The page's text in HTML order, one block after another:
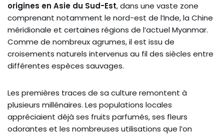
origines en Asie du Sud-Est, dans une vaste zone
comprenant notamment le nord-est de l’Inde, la Chine
méridionale et certaines régions de l’actuel Myanmar.
Comme de nombreux agrumes, il est issu de
croisements naturels intervenus au fil des siècles entre
différentes espèces sauvages.
Les premières traces de sa culture remontent à
plusieurs millénaires. Les populations locales
appréciaient déjà ses fruits parfumés, ses fleurs
odorantes et les nombreuses utilisations que l’on